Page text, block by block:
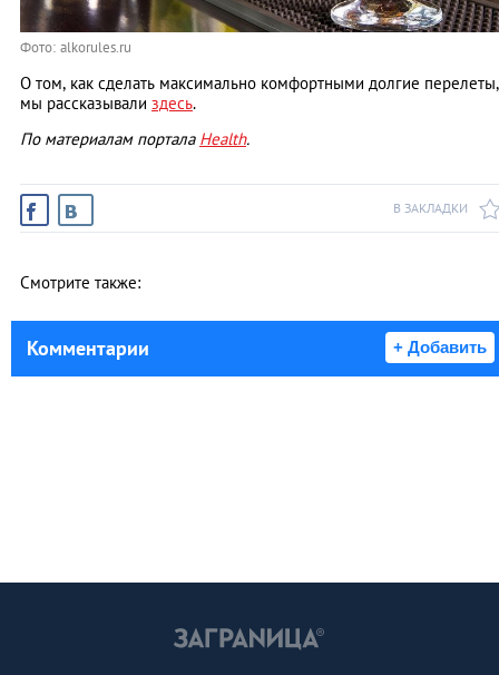
Фото: alkorules.ru
О том, как сделать максимально комфортными долгие перелеты,
мы рассказывали здесь.
По материалам портала Health.
В ЗАКЛАДКИ
Смотрите также:
Комментарии + Добавить